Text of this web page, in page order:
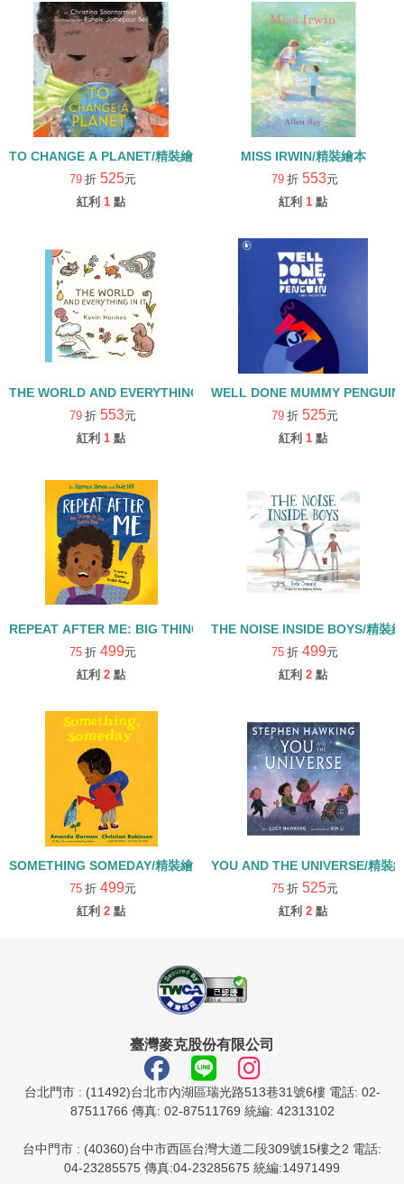
TO CHANGE A PLANET/精裝繪本
79 折 525元
紅利 1 點
MISS IRWIN/精裝繪本
79 折 553元
紅利 1 點
THE WORLD AND EVERYTHING IN IT/精裝繪本
79 折 553元
紅利 1 點
WELL DONE MUMMY
79 折 525元
紅利 1 點
REPEAT AFTER ME: BIG THINGS TO SAY EVERY DAY/精裝繪本
75 折 499元
紅利 2 點
THE NOISE INSIDE BOYS/精裝
75 折 499元
紅利 2 點
SOMETHING SOMEDAY/精裝繪本
75 折 499元
紅利 2 點
YOU AND THE UNIVERSE/精裝
75 折 525元
紅利 2 點
臺灣麥克股份有限公司
台北門市 : (11492)台北市內湖區瑞光路513巷31號6樓 電話: 02-
87511766 傳真: 02-87511769 統編: 42313102
台中門市 : (40360)台中市西區台灣大道二段309號15樓之2 電話:
04-23285575 傳真:04-23285675 統編:14971499